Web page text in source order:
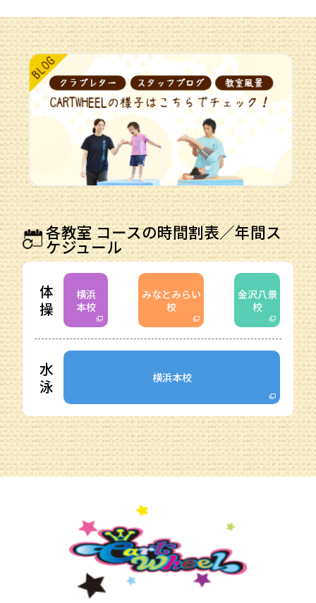
各教室 コースの時間割表／年間ス
ケジュール
体
操
横浜
本校
みなとみらい
校
金沢八景
校
水
泳
横浜本校